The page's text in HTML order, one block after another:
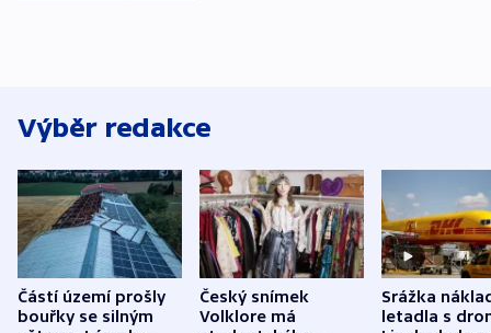
Výběr redakce
Částí území prošly
bouřky se silným
Český snímek
Volklore má
Srážka
letadla s